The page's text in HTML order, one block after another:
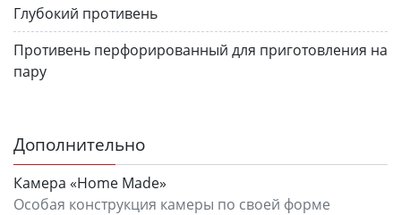
Глубокий противень
Противень перфорированный для приготовления на
пару
Дополнительно
Камера «Home Made»
Особая конструкция камеры по своей форме